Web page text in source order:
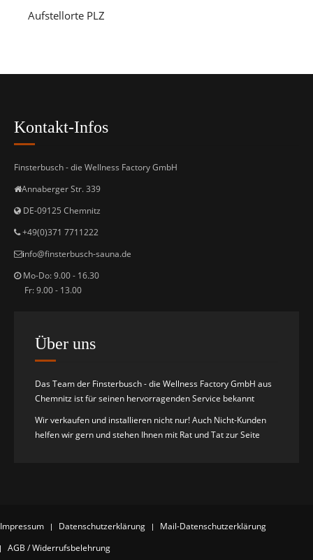
Aufstellorte PLZ
Kontakt-Infos
Finsterbusch - die Wellness Factory GmbH
Annaberger Str. 339
DE-09125 Chemnitz
+49(0)371 7711222
info@finsterbusch-sauna.de
Mo-Do: 9.00 - 16.30
Fr: 9.00 - 13.00
Über uns
Das Team der Finsterbusch - die Wellness Factory GmbH aus
Chemnitz ist für seinen hervorragenden Service bekannt
Wir verkaufen und installieren nicht nur! Auch Nicht-Kunden
helfen wir gern und stehen Ihnen mit Rat und Tat zur Seite
Impressum Datenschutzerklärung
Mail-Datenschutzerklärung
AGB / Widerrufsbelehrung